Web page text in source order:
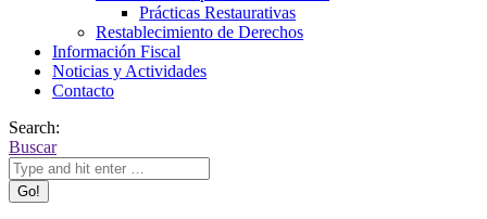
Prácticas Restaurativas
Restablecimiento de Derechos
Información Fiscal
Noticias y Actividades
Contacto
Search:
Buscar